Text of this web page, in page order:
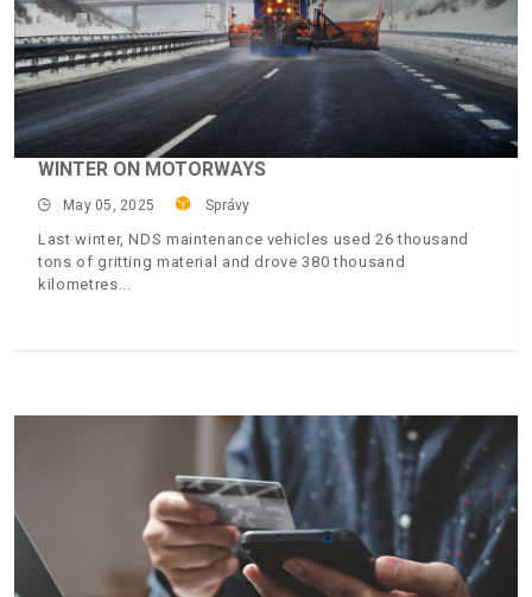
WINTER ON MOTORWAYS
May 05, 2025 Správy
Last winter, NDS maintenance vehicles used 26 thousand
tons of gritting material and drove 380 thousand
kilometres